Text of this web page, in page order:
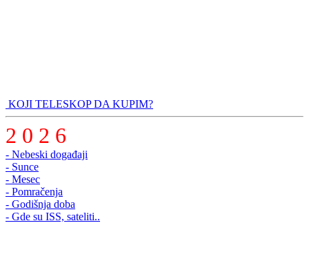
KOJI TELESKOP DA KUPIM?
2 0 2 6
- Nebeski događaji
- Sunce
- Mesec
- Pomračenja
- Godišnja doba
- Gde su ISS, sateliti..